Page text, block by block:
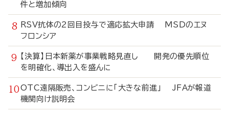
件と増加傾向
RSV抗体の2回目投与で適応拡大申請 MSDのエヌ
フロンシア
【決算】日本新薬が事業戦略見直し 開発の優先順位
を明確化、導出入を盛んに
OTC遠隔販売、コンビニに「大きな前進」 JFAが報道
機関向け説明会